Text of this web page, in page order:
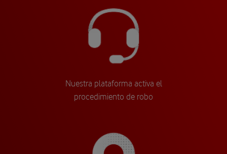
Nuestra plataforma activa el
procedimiento de robo